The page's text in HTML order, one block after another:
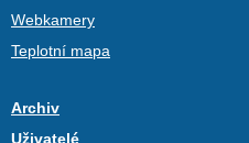
Webkamery
Teplotní mapa
Archiv
Uživatelé